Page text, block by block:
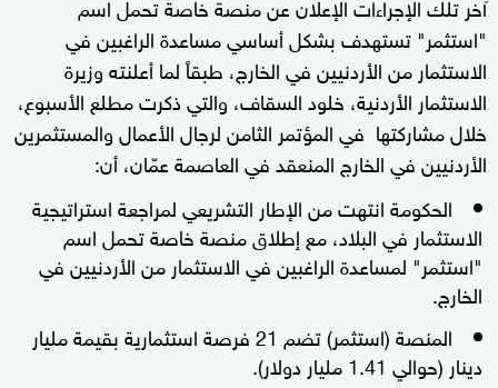
"استثمر" تستهدف بشكل أساسي مساعدة الراغبين في
الاستثمار من الأردنيين في الخارج، طبقاً لما أعلنته وزيرة
الاستثمار الأردنية، خلود السقاف، والتي ذكرت مطلع الأسبوع،
خلال مشاركتها في المؤتمر الثامن لرجال الأعمال والمستثمرين
الأردنيين في الخارج المنعقد في العاصمة عمّان، أن:
الحكومة انتهت من الإطار التشريعي لمراجعة استراتيجية
الاستثمار في البلاد، مع إطلاق منصة خاصة تحمل اسم
"استثمر" لمساعدة الراغبين في الاستثمار من الأردنيين في
الخارج.
المنصة (استثمر) تضم 21 فرصة استثمارية بقيمة مليار
دينار (حوالي 1.41 مليار دولار).